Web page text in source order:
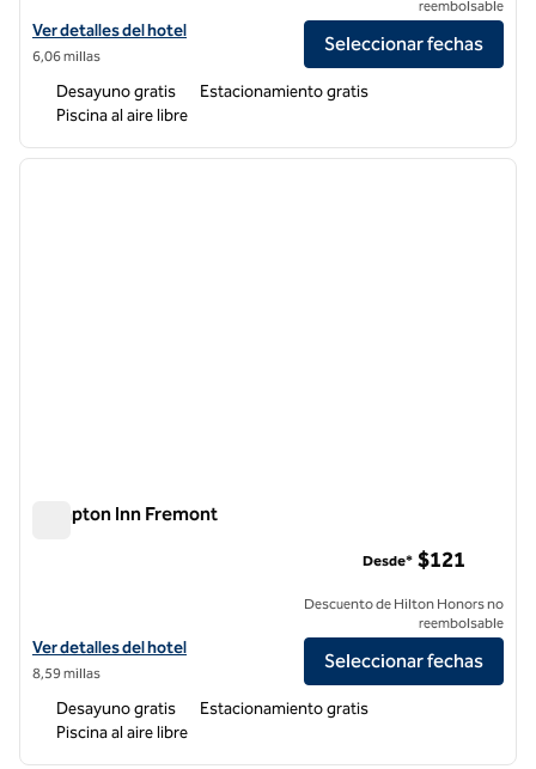
Ver detalles del hotel Hampton Inn Oakland-Hayward
Ver detalles del hotel
6,06 millas
reembolsable
Seleccionar fechas
Desayuno gratis
Estacionamiento gratis
Piscina al aire libre
1 de 12
Hampton Inn Fremont
Ver detalles del hotel Hampton Inn Fremont
Ver detalles del hotel
8,59 millas
Desde* $121
Descuento de Hilton Honors no
reembolsable
Seleccionar fechas
Desayuno gratis
Estacionamiento gratis
Piscina al aire libre